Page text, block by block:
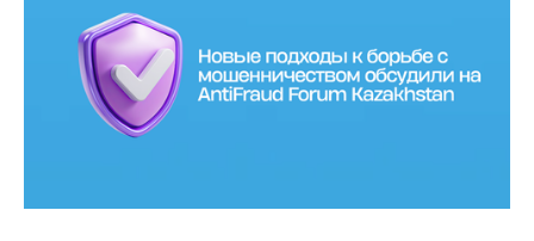
полноценной цифровой экосистеме,
интегрированной в повседневную